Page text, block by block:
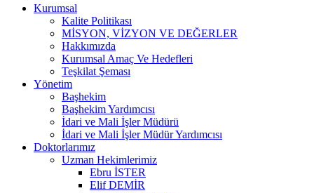
Kurumsal
Kalite Politikası
MİSYON, VİZYON VE DEĞERLER
Hakkımızda
Kurumsal Amaç Ve Hedefleri
Teşkilat Şeması
Yönetim
Başhekim
Başhekim Yardımcısı
İdari ve Mali İşler Müdürü
İdari ve Mali İşler Müdür Yardımcısı
Doktorlarımız
Uzman Hekimlerimiz
Ebru İSTER
Elif DEMİR